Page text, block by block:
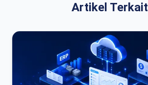
Artikel Terkait